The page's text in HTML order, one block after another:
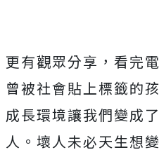
更有觀眾分享， 看完
曾被社會貼上標籤的
成長環境讓我們變成
人。 壞人未必天生想